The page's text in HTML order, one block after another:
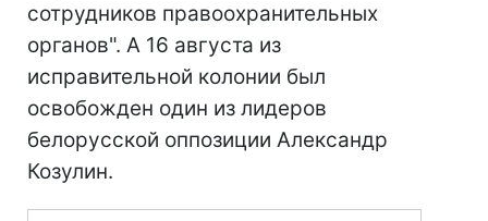
сотрудников правоохранительных
органов". А 16 августа из
исправительной колонии был
освобожден один из лидеров
белорусской оппозиции Александр
Козулин.